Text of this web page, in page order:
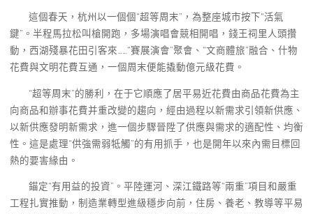
這個春天，杭州以一個個“超等周末”，為整座城市按下“活氣
鍵”。半程馬拉松叫槍開跑，多場演唱會競相開唱，錢王祠里人頭攢
動，西湖殘暴花田引客來……“賽展演會”聚會、“文商體旅”融合、什物
花費與文明花費互通，一個周末便能撬動億元級花費。
“超等周末”的勝利，在于它順應了居平易近花費由商品花費為主
向商品和辦事花費并重改變的趨向，經由過程以新需求引領新供應、
以新供應發明新需求，進一個步驟晉陞了供應與需求的適配性、均衡
性。這是處理“供強需弱牴觸”的有用抓手，也是開年以來內需目標回
熱的要害緣由。
錨定“有用益的投資”。平陸運河、深江鐵路等“兩重”項目和嚴重
工程扎實推動，制造業轉型進級穩步向前，住房、養老、教導等平易